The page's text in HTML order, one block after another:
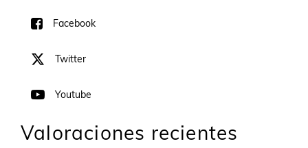
Facebook
Twitter
Youtube
Valoraciones recientes